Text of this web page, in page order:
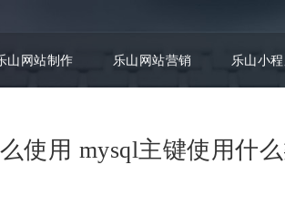
山网站制作 乐山网站营销 乐山小
使用 mysql主键使用什